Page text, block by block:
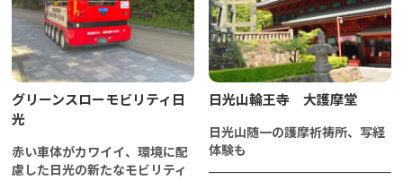
グリーンスローモビリティ日
光
赤い車体がカワイイ、環境に配
慮した日光の新たなモビリティ
日光山輪王寺 大護摩堂
日光山随一の護摩祈祷所、写経
体験も